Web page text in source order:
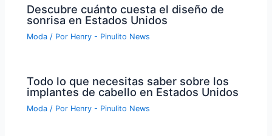
Descubre cuánto cuesta el diseño de
sonrisa en Estados Unidos
Moda / Por Henry - Pinulito News
Todo lo que necesitas saber sobre los
implantes de cabello en Estados Unidos
Moda / Por Henry - Pinulito News